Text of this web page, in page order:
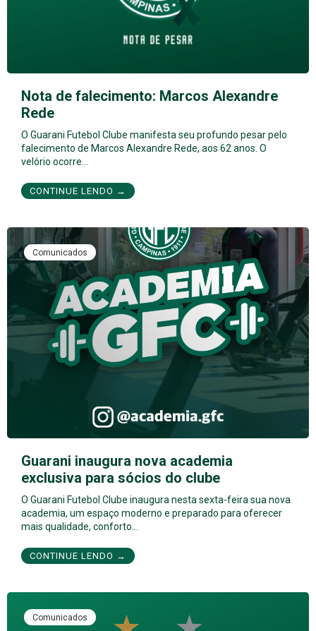
Nota de falecimento: Marcos Alexandre
Rede
O Guarani Futebol Clube manifesta seu profundo pesar pelo
falecimento de Marcos Alexandre Rede, aos 62 anos. O
velório ocorre…
CONTINUE LENDO →
Comunicados
Guarani inaugura nova academia
exclusiva para sócios do clube
O Guarani Futebol Clube inaugura nesta sexta-feira sua nova
academia, um espaço moderno e preparado para oferecer
mais qualidade, conforto…
CONTINUE LENDO →
Comunicados